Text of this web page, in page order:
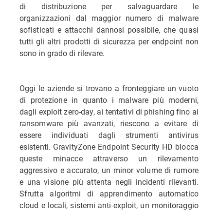
di distribuzione per salvaguardare le
organizzazioni dal maggior numero di malware
sofisticati e attacchi dannosi possibile, che quasi
tutti gli altri prodotti di sicurezza per endpoint non
sono in grado di rilevare.
Oggi le aziende si trovano a fronteggiare un vuoto
di protezione in quanto i malware più moderni,
dagli exploit zero-day, ai tentativi di phishing fino ai
ransomware più avanzati, riescono a evitare di
essere individuati dagli strumenti antivirus
esistenti. GravityZone Endpoint Security HD blocca
queste minacce attraverso un rilevamento
aggressivo e accurato, un minor volume di rumore
e una visione più attenta negli incidenti rilevanti.
Sfrutta algoritmi di apprendimento automatico
cloud e locali, sistemi anti-exploit, un monitoraggio